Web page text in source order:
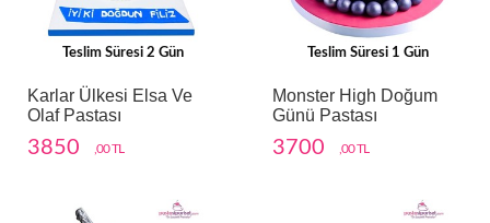
Teslim Süresi 2 Gün
Karlar Ülkesi Elsa Ve
Olaf Pastası
3850 ,00 TL
Teslim Süresi 1 Gün
Monster High Doğum
Günü Pastası
3700 ,00 TL